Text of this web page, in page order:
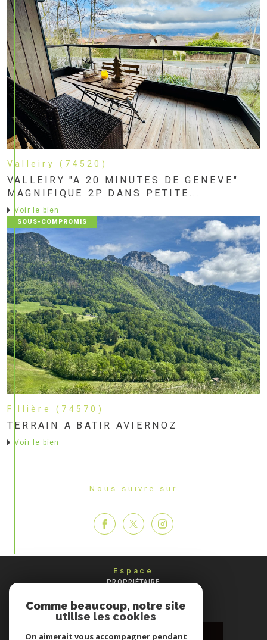
Valleiry (74520)
VALLEIRY "A 20 MINUTES DE GENEVE"
MAGNIFIQUE 2P DANS PETITE...
voir le bien
SOUS-COMPROMIS
Fillière (74570)
TERRAIN A BATIR AVIERNOZ
voir le bien
Nous suivre sur
Espace
PROPRIÉTAIRE
Comme beaucoup, notre site
utilise les cookies
On aimerait vous accompagner pendant